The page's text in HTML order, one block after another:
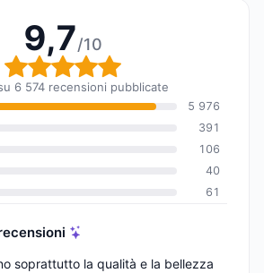
9,7/10
Valutazione globale:
6 574 recensioni pubblicate
5 976
391
106
40
61
soprattutto la qualità e la bellezza